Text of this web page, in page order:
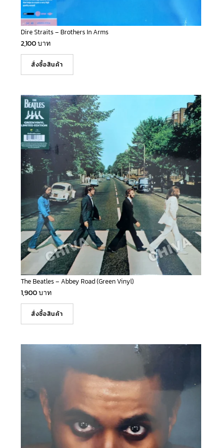
Dire Straits – Brothers In Arms
2,100บาท
สั่งซื้อสินค้า
The Beatles – Abbey Road (Green Vinyl)
1,900บาท
สั่งซื้อสินค้า